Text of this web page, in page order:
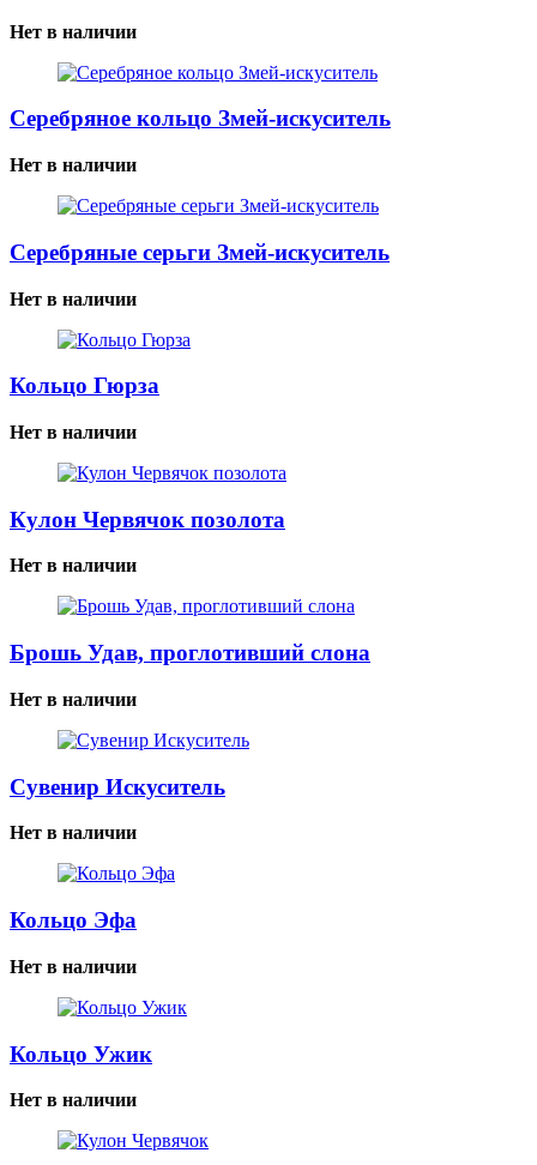
Нет в наличии
Серебряное кольцо Змей-искуситель
Нет в наличии
Серебряные серьги Змей-искуситель
Нет в наличии
Кольцо Гюрза
Нет в наличии
Кулон Червячок позолота
Нет в наличии
Брошь Удав, проглотивший слона
Нет в наличии
Сувенир Искуситель
Нет в наличии
Кольцо Эфа
Нет в наличии
Кольцо Ужик
Нет в наличии